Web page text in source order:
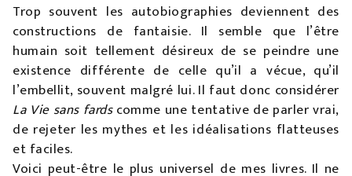
Trop souvent les autobiographies deviennent des
constructions de fantaisie. Il semble que l’être
humain soit tellement désireux de se peindre une
existence différente de celle qu’il a vécue, qu’il
l’embellit, souvent malgré lui. Il faut donc considérer
La Vie sans fardscomme une tentative de parler vrai,
de rejeter les mythes et les idéalisations flatteuses
et faciles.
Voici peut-être le plus universel de mes livres. Il ne